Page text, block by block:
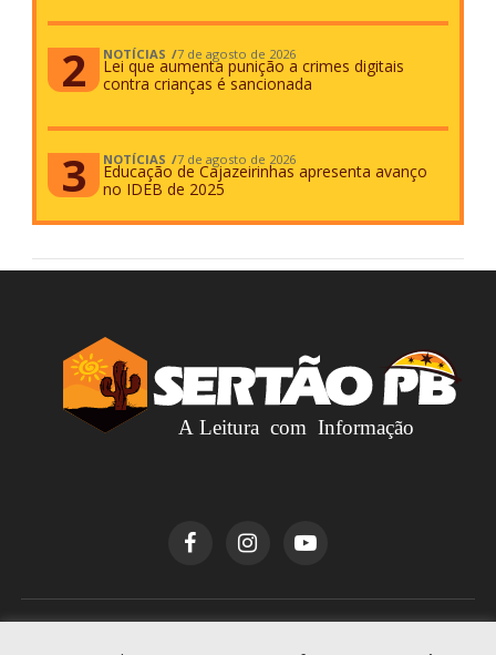
NOTÍCIAS 7 de agosto de 2026
Lei que aumenta punição a crimes digitais
contra crianças é sancionada
NOTÍCIAS 7 de agosto de 2026
Educação de Cajazeirinhas apresenta avanço
no IDEB de 2025